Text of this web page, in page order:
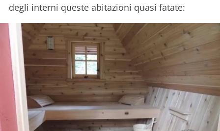
degli interni queste abitazioni quasi fatate: